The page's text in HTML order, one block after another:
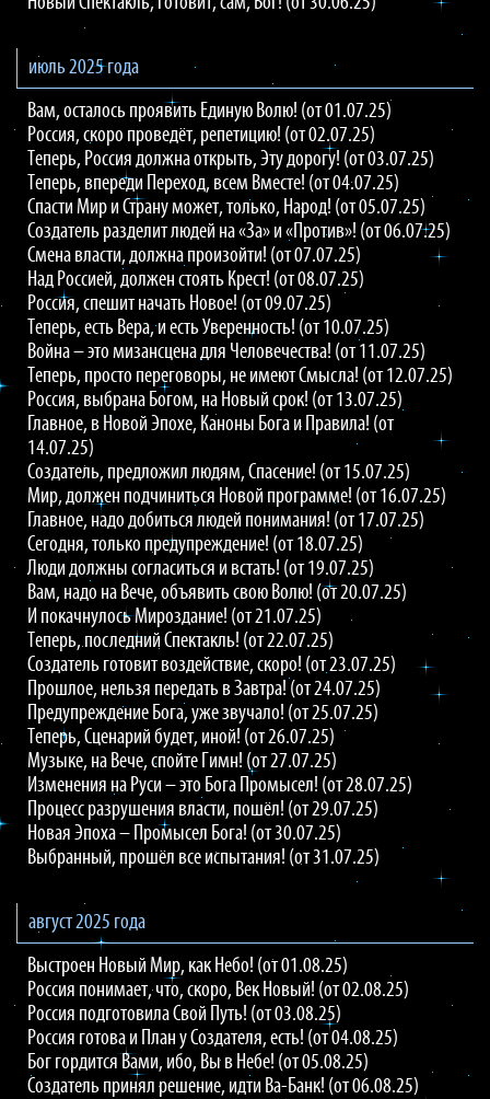
июль 2025 года
Вам, осталось проявить Единую Волю! (от 01.07.25)
Россия, скоро проведёт, репетицию! (от 02.07.25)
Теперь, Россия должна открыть, Эту дорогу! (от 03.07.25)
Теперь, впереди Переход, всем Вместе! (от 04.07.25)
Спасти Мир и Страну может, только, Народ! (от 05.07.25)
Создатель разделит людей на «За» и «Против»! (от 06.07.25)
Смена власти, должна произойти! (от 07.07.25)
Над Россией, должен стоять Крест! (от 08.07.25)
Россия, спешит начать Новое! (от 09.07.25)
Теперь, есть Вера, и есть Уверенность! (от 10.07.25)
Война – это мизансцена для Человечества! (от 11.07.25)
Теперь, просто переговоры, не имеют Смысла! (от 12.07.25)
Россия, выбрана Богом, на Новый срок! (от 13.07.25)
Главное, в Новой Эпохе, Каноны Бога и Правила! (от
14.07.25)
Создатель, предложил людям, Спасение! (от 15.07.25)
Мир, должен подчиниться Новой программе! (от 16.07.25)
Главное, надо добиться людей понимания! (от 17.07.25)
Сегодня, только предупреждение! (от 18.07.25)
Люди должны согласиться и встать! (от 19.07.25)
Вам, надо на Вече, объявить свою Волю! (от 20.07.25)
И покачнулось Мироздание! (от 21.07.25)
Теперь, последний Спектакль! (от 22.07.25)
Создатель готовит воздействие, скоро! (от 23.07.25)
Прошлое, нельзя передать в Завтра! (от 24.07.25)
Предупреждение Бога, уже звучало! (от 25.07.25)
Теперь, Сценарий будет, иной! (от 26.07.25)
Музыке, на Вече, спойте Гимн! (от 27.07.25)
Изменения на Руси – это Бога Промысел! (от 28.07.25)
Процесс разрушения власти, пошёл! (от 29.07.25)
Новая Эпоха – Промысел Бога! (от 30.07.25)
Выбранный, прошёл все испытания! (от 31.07.25)
август 2025 года
Выстроен Новый Мир, как Небо! (от 01.08.25)
Россия понимает, что, скоро, Век Новый! (от 02.08.25)
Россия подготовила Свой Путь! (от 03.08.25)
Россия готова и План у Создателя, есть! (от 04.08.25)
Бог гордится Вами, ибо, Вы в Небе! (от 05.08.25)
Создатель принял решение, идти Ва-Банк! (от 06.08.25)